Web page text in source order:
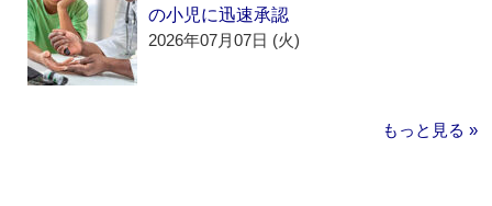
の小児に迅速承認
2026年07月07日 (火)
もっと見る »